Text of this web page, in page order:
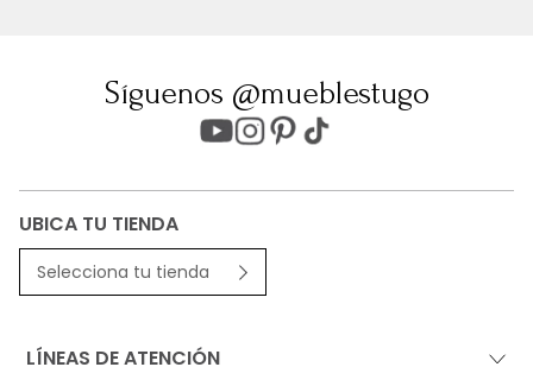
Síguenos @mueblestugo
UBICA TU TIENDA
Selecciona tu tienda
LÍNEAS DE ATENCIÓN